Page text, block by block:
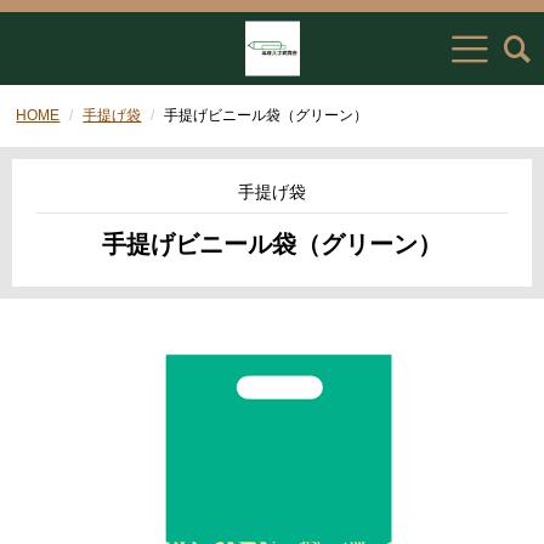
HOME 手提げ袋 手提げビニール袋（グリーン）
手提げ袋
手提げビニール袋（グリーン）